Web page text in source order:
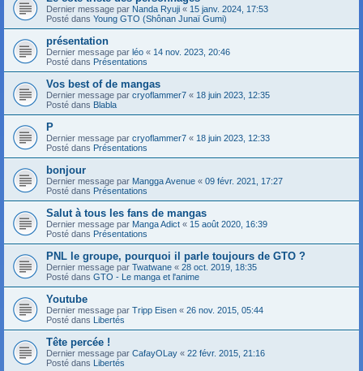
Dernier message par Nanda Ryuji « 15 janv. 2024, 17:53
Posté dans Young GTO (Shônan Junaï Gumi)
présentation
Dernier message par léo « 14 nov. 2023, 20:46
Posté dans Présentations
Vos best of de mangas
Dernier message par cryoflammer7 « 18 juin 2023, 12:35
Posté dans Blabla
P
Dernier message par cryoflammer7 « 18 juin 2023, 12:33
Posté dans Présentations
bonjour
Dernier message par Mangga Avenue « 09 févr. 2021, 17:27
Posté dans Présentations
Salut à tous les fans de mangas
Dernier message par Manga Adict « 15 août 2020, 16:39
Posté dans Présentations
PNL le groupe, pourquoi il parle toujours de GTO ?
Dernier message par Twatwane « 28 oct. 2019, 18:35
Posté dans GTO - Le manga et l'anime
Youtube
Dernier message par Tripp Eisen « 26 nov. 2015, 05:44
Posté dans Libertés
Tête percée !
Dernier message par CafayOLay « 22 févr. 2015, 21:16
Posté dans Libertés